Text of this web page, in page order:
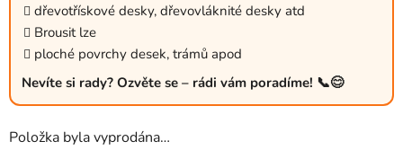
dřevotřískové desky, dřevovláknité desky atd
Brousit lze
ploché povrchy desek, trámů apod
Nevíte si rady? Ozvěte se – rádi vám poradíme! 📞😊
Položka byla vyprodána…